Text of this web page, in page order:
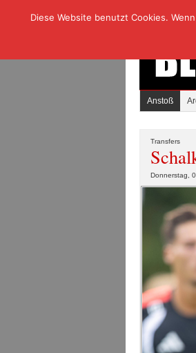
Anstoß
Transfers
Donnerstag,
Diese Website benutzt Cookies.